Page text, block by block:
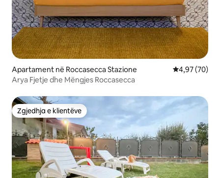
Apartament në Roccasecca Stazione Vlerësimi
4,97 (70)
Arya Fjetje dhe Mëngjes Roccasecca
Zgjedhja e klientëve
Zgjedhja e klientëve